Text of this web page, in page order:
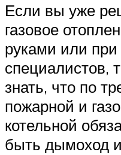
Если вы уже
газовое
руками или
специалистов,
знать, что по
пожарной и
котельной
быть дымоход